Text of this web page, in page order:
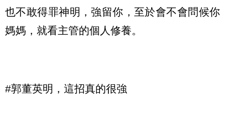
也不敢得罪神明，強留你，至於會不會問候你
媽媽，就看主管的個人修養。
#郭董英明，這招真的很強